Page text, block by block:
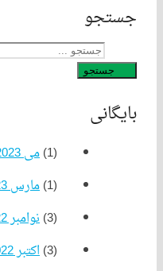
می 2023
مارس 2023
نوامبر 2022
اکتبر 2022